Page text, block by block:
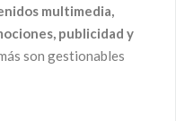
multimedia,
publicidad y
son gestionables